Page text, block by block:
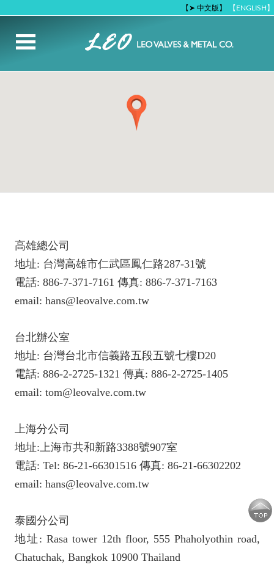
【➤ 中文版】 【ENGLISH】
高雄總公司
地址: 台灣高雄市仁武區鳳仁路287-31號
電話: 886-7-371-7161 傳真: 886-7-371-7163
email: hans@leovalve.com.tw
台北辦公室
地址: 台灣台北市信義路五段五號七樓D20
電話: 886-2-2725-1321 傳真: 886-2-2725-1405
email: tom@leovalve.com.tw
上海分公司
地址:上海市共和新路3388號907室
電話: Tel: 86-21-66301516 傳真: 86-21-66302202
email: hans@leovalve.com.tw
泰國分公司
地址: Rasa tower 12th floor, 555 Phaholyothin road,
Chatuchak, Bangkok 10900 Thailand